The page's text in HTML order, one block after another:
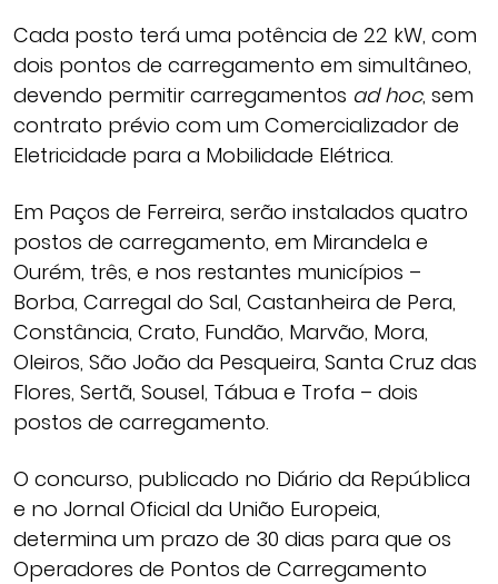
Cada posto terá uma potência de 22 kW, com
dois pontos de carregamento em simultâneo,
devendo permitir carregamentos ad hoc, sem
contrato prévio com um Comercializador de
Eletricidade para a Mobilidade Elétrica.
Em Paços de Ferreira, serão instalados quatro
postos de carregamento, em Mirandela e
Ourém, três, e nos restantes municípios –
Borba, Carregal do Sal, Castanheira de Pera,
Constância, Crato, Fundão, Marvão, Mora,
Oleiros, São João da Pesqueira, Santa Cruz das
Flores, Sertã, Sousel, Tábua e Trofa – dois
postos de carregamento.
O concurso, publicado no Diário da República
e no Jornal Oficial da União Europeia,
determina um prazo de 30 dias para que os
Operadores de Pontos de Carregamento